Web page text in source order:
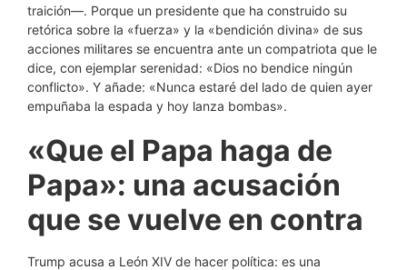
traición—. Porque un presidente que ha construido su
retórica sobre la «fuerza» y la «bendición divina» de sus
acciones militares se encuentra ante un compatriota que le
dice, con ejemplar serenidad: «Dios no bendice ningún
conflicto». Y añade: «Nunca estaré del lado de quien ayer
empuñaba la espada y hoy lanza bombas».
«Que el Papa haga de
Papa»: una acusación
que se vuelve en contra
Trump acusa a León XIV de hacer política: es una